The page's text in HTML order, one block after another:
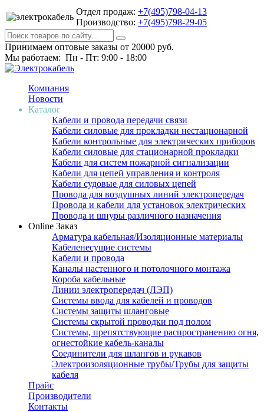
Отдел продаж: +7(495)798-04-13
Производство: +7(495)798-29-05
Принимаем оптовые заказы от 20000 руб.
Мы работаем: Пн - Пт: 9:00 - 18:00
Компания
Новости
Каталог
Кабели и провода передачи связи
Кабели силовые для прокладки нестационарной
Кабели контрольные для электрических приборов
Кабели силовые для стационарной прокладки
Кабели для систем пожарной сигнализации
Кабели для цепей управления и контроля
Кабели судовые для силовых цепей
Провода для воздушных линий электропередач
Провода и кабели для установок электрических
Провода и шнуры различного назначения
Online Заказ
Арматура кабельная/Изоляционные материалы
Кабеленесущие системы
Кабели и провода
Каналы настенного и потолочного монтажа
Короба кабельные
Линии электропередач (ЛЭП)
Системы ввода для кабелей и проводов
Системы защиты шланговые
Системы скрытой проводки под полом
Системы, препятствующие распространению огня,
огнестойкие кабель-каналы
Соединители для шлангов и рукавов
Электроизоляционные трубы/Трубы для защиты
кабеля
Прайс
Производители
Контакты